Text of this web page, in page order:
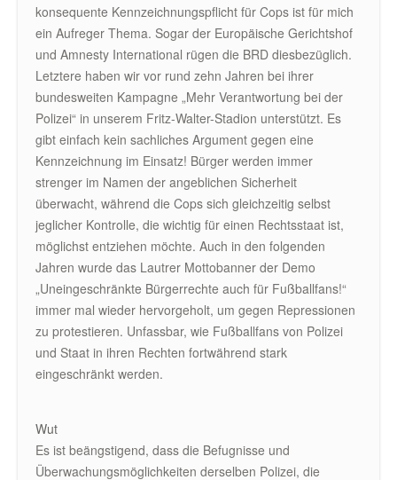
konsequente Kennzeichnungspflicht für Cops ist für mich
ein Aufreger Thema. Sogar der Europäische Gerichtshof
und Amnesty International rügen die BRD diesbezüglich.
Letztere haben wir vor rund zehn Jahren bei ihrer
bundesweiten Kampagne „Mehr Verantwortung bei der
Polizei“ in unserem Fritz-Walter-Stadion unterstützt. Es
gibt einfach kein sachliches Argument gegen eine
Kennzeichnung im Einsatz! Bürger werden immer
strenger im Namen der angeblichen Sicherheit
überwacht, während die Cops sich gleichzeitig selbst
jeglicher Kontrolle, die wichtig für einen Rechtsstaat ist,
möglichst entziehen möchte. Auch in den folgenden
Jahren wurde das Lautrer Mottobanner der Demo
„Uneingeschränkte Bürgerrechte auch für Fußballfans!“
immer mal wieder hervorgeholt, um gegen Repressionen
zu protestieren. Unfassbar, wie Fußballfans von Polizei
und Staat in ihren Rechten fortwährend stark
eingeschränkt werden.
Wut
Es ist beängstigend, dass die Befugnisse und
Überwachungsmöglichkeiten derselben Polizei, die